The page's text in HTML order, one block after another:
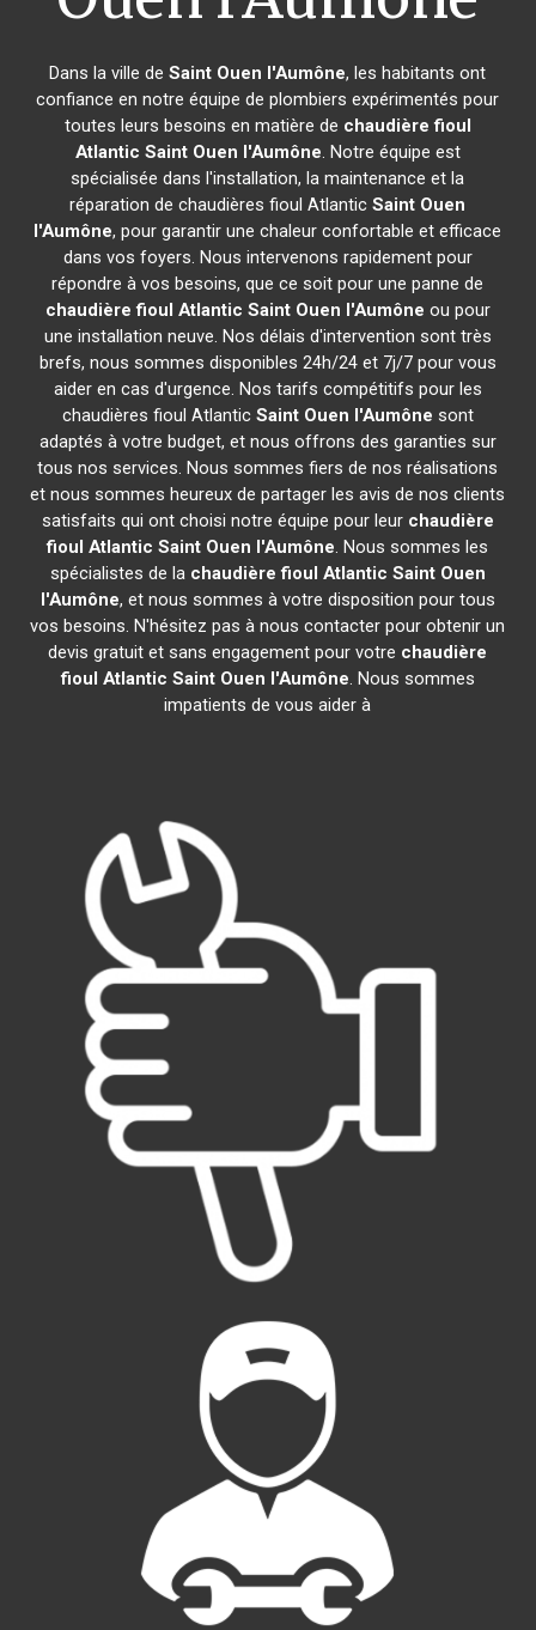
Dans la ville deSaint Ouen l'Aumône, les habitants ont
confiance en notre équipe de plombiers expérimentés pour
toutes leurs besoins en matière de chaudière fioul
Atlantic Saint Ouen l'Aumône. Notre équipe est
spécialisée dans l'installation, la maintenance et la
réparation de chaudières fioul AtlanticSaint Ouen
l'Aumône, pour garantir une chaleur confortable et efficace
dans vos foyers. Nous intervenons rapidement pour
répondre à vos besoins, que ce soit pour une panne de
chaudière fioul Atlantic Saint Ouen l'Aumône ou pour
une installation neuve. Nos délais d'intervention sont très
brefs, nous sommes disponibles 24h/24 et 7j/7 pour vous
aider en cas d'urgence. Nos tarifs compétitifs pour les
chaudières fioul Atlantic Saint Ouen l'Aumône sont
adaptés à votre budget, et nous offrons des garanties sur
tous nos services. Nous sommes fiers de nos réalisations
et nous sommes heureux de partager les avis de nos clients
satisfaits qui ont choisi notre équipe pour leur chaudière
fioul Atlantic Saint Ouen l'Aumône. Nous sommes les
spécialistes de la chaudière fioul Atlantic Saint Ouen
l'Aumône, et nous sommes à votre disposition pour tous
vos besoins. N'hésitez pas à nous contacter pour obtenir un
devis gratuit et sans engagement pour votre chaudière
fioul Atlantic Saint Ouen l'Aumône. Nous sommes
impatients de vous aider à